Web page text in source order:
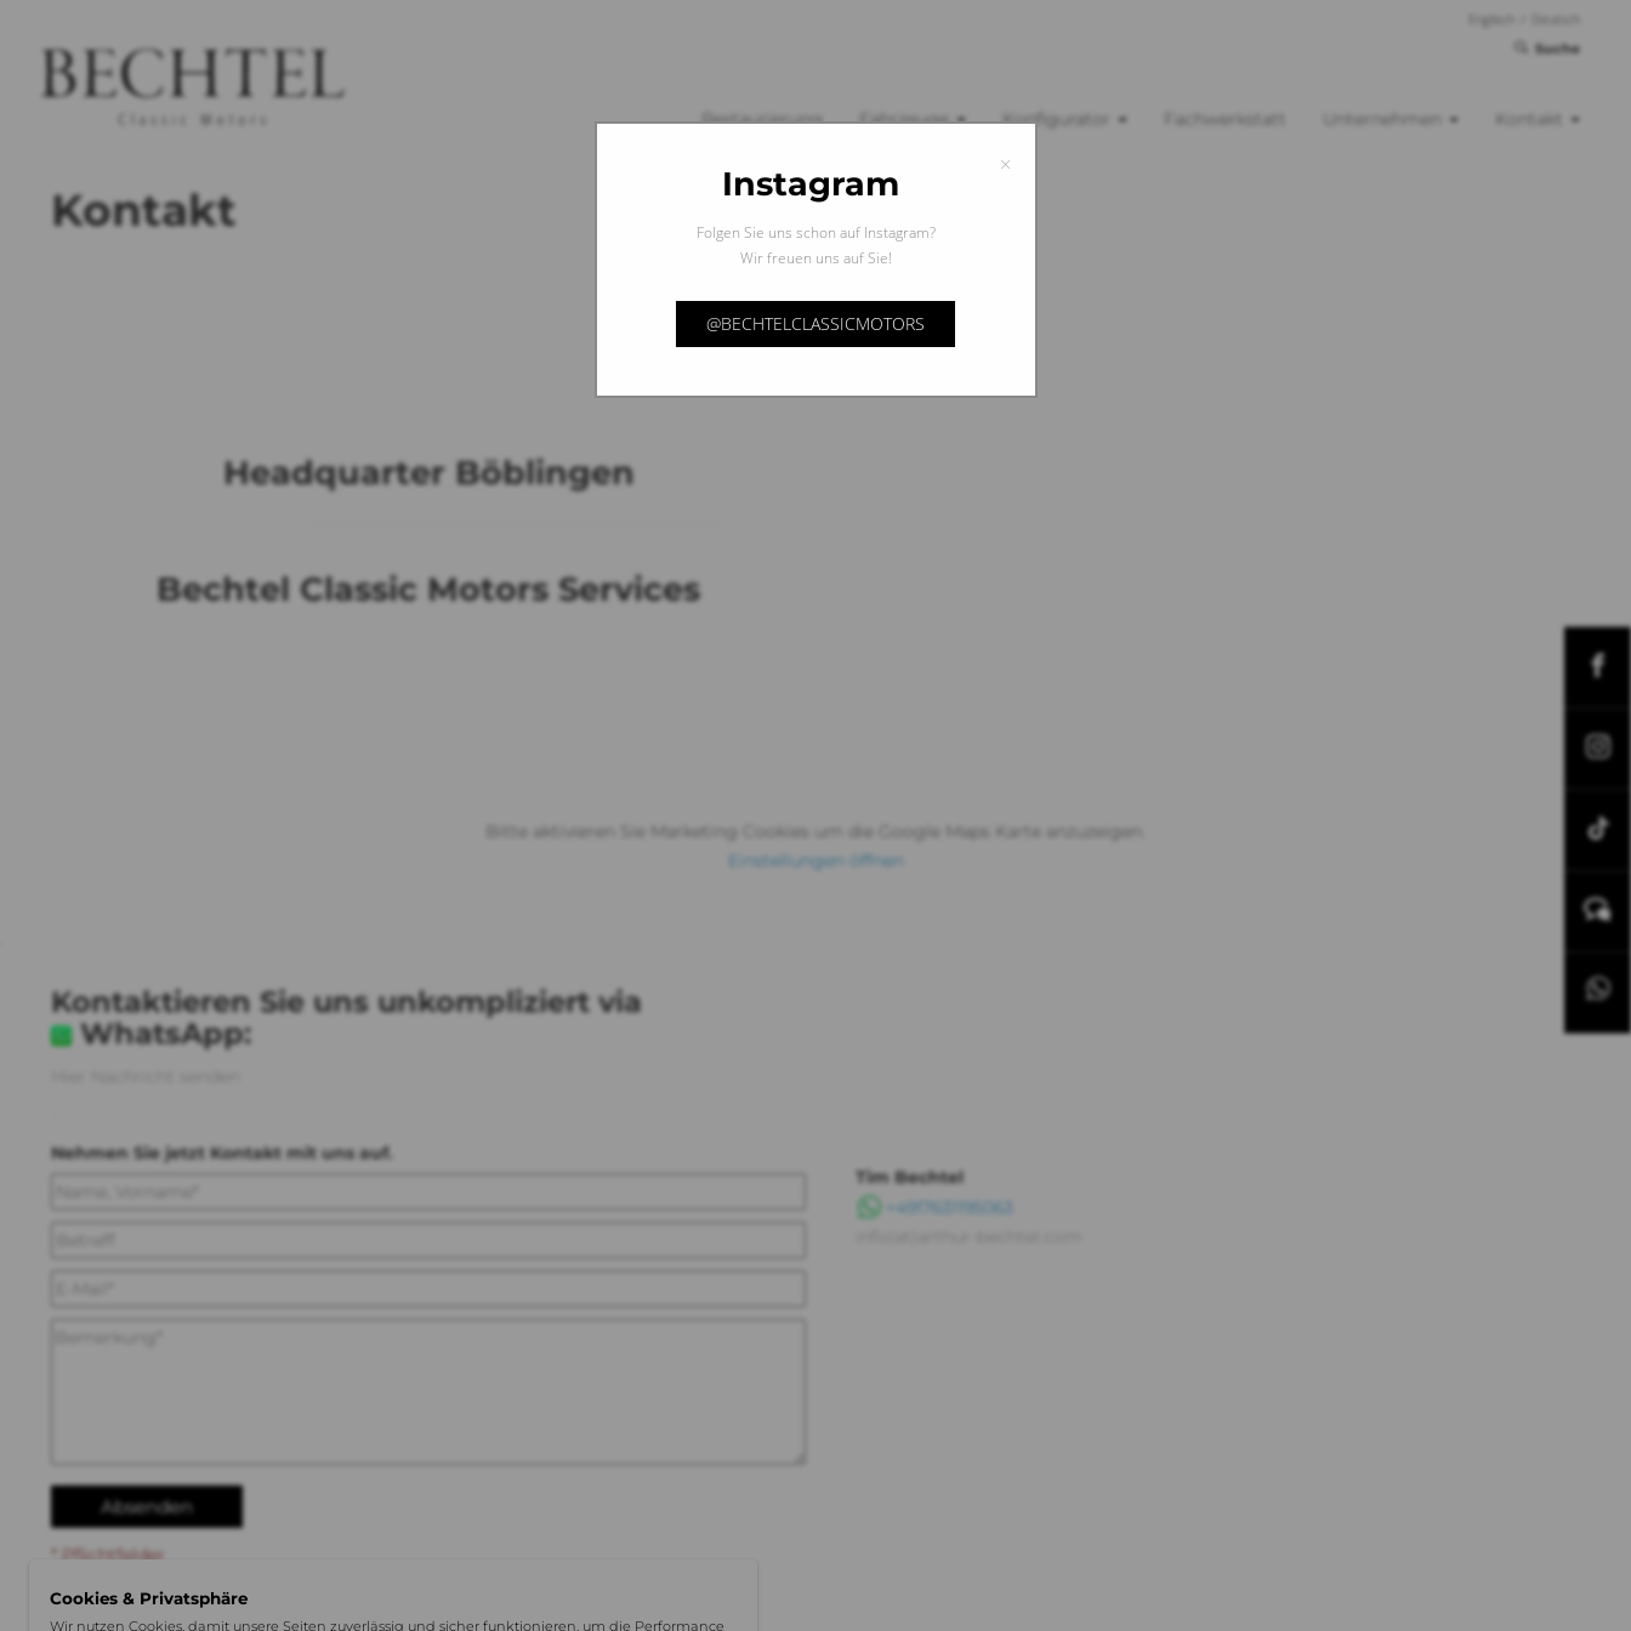
Englisch
Suche
Restaurierung Fahrzeuge Konfigurator Fachwerkstatt Unternehmen Kontakt
Kontakt
Headquarter Böblingen
Bechtel Classic Motors Services
Bitte aktivieren Sie Marketing Cookies um die Google Maps Karte anzuzeigen.
Einstellungen öffnen
Kontaktieren Sie uns unkompliziert via
WhatsApp:
Nehmen Sie jetzt Kontakt mit uns auf.
* Pflichtfelder
Tim Bechtel
+4917631195063
×
Instagram
Folgen Sie uns schon auf Instagram?
Wir freuen uns auf Sie!
@BECHTELCLASSICMOTORS
Cookies & Privatsphäre
Wir nutzen Cookies, damit unsere Seiten zuverlässig und sicher funktionieren, um die Performance